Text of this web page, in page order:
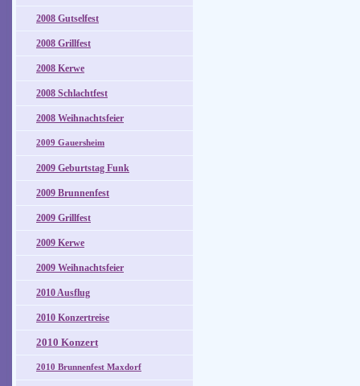
2008 Gutselfest
2008 Grillfest
2008 Kerwe
2008 Schlachtfest
2008 Weihnachtsfeier
2009 Gauersheim
2009 Geburtstag Funk
2009 Brunnenfest
2009 Grillfest
2009 Kerwe
2009 Weihnachtsfeier
2010 Ausflug
2010 Konzertreise
2010 Konzert
2010 Brunnenfest Maxdorf